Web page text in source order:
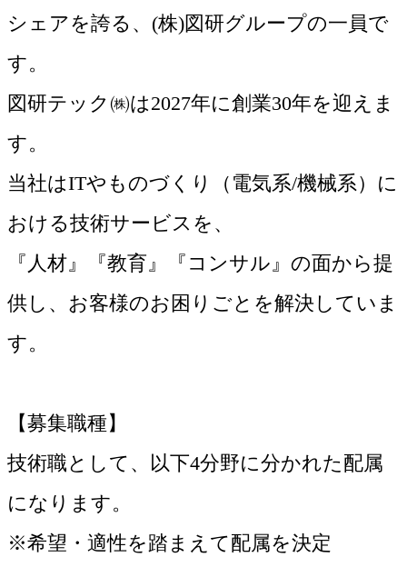
シェアを誇る、(株)図研グループの一員で
す。
図研テック㈱は2027年に創業30年を迎えま
す。
当社はITやものづくり（電気系/機械系）に
おける技術サービスを、
『人材』『教育』『コンサル』の面から提
供し、お客様のお困りごとを解決していま
す。
【募集職種】
技術職として、以下4分野に分かれた配属
になります。
※希望・適性を踏まえて配属を決定